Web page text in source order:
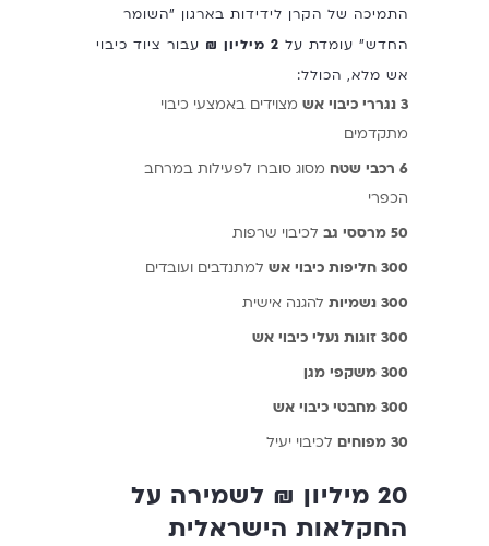
התמיכה של הקרן לידידות בארגון "השומר
החדש" עומדת על 2 מיליון ₪
עבור ציוד כיבוי
אש מלא, הכולל:
3 נגררי כיבוי אש
מצוידים באמצעי כיבוי
מתקדמים
6 רכבי שטח
מסוג סוברו לפעילות במרחב
הכפרי
50 מרססי גב
לכיבוי שרפות
300 חליפות כיבוי אש
למתנדבים ועובדים
300 נשמיות
להגנה אישית
300 זוגות נעלי כיבוי אש
300 משקפי מגן
300 מחבטי כיבוי אש
30 מפוחים
לכיבוי יעיל
20 מיליון ₪ לשמירה על
החקלאות הישראלית